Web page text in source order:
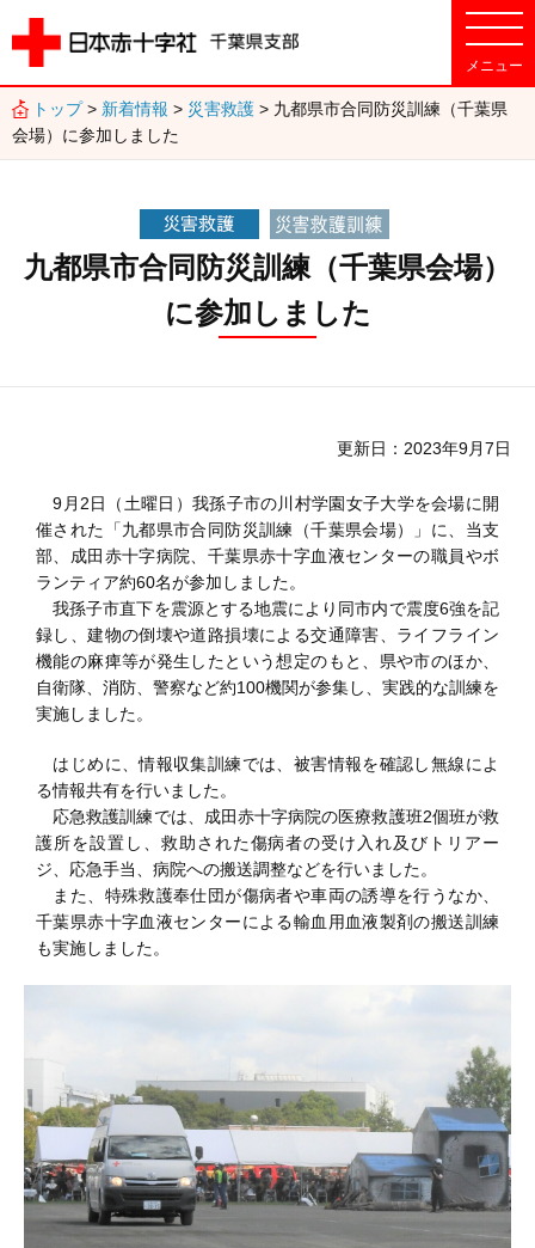
トップ> 新着情報 > 災害救護 > 九都県市合同防災訓練（千葉県
会場）に参加しました
九都県市合同防災訓練（千葉県会場）
に参加しました
更新日 2023年9月7日
9月2日（土曜日）我孫子市の川村学園女子大学を会場に開
催された「九都県市合同防災訓練（千葉県会場）」に、当支
部、成田赤十字病院、千葉県赤十字血液センターの職員やボ
ランティア約60名が参加しました。
我孫子市直下を震源とする地震により同市内で震度6強を記
録し、建物の倒壊や道路損壊による交通障害、ライフライン
機能の麻痺等が発生したという想定のもと、県や市のほか、
自衛隊、消防、警察など約100機関が参集し、実践的な訓練を
実施しました。
はじめに、情報収集訓練では、被害情報を確認し無線によ
る情報共有を行いました。
応急救護訓練では、成田赤十字病院の医療救護班2個班が救
護所を設置し、救助された傷病者の受け入れ及びトリアー
ジ、応急手当、病院への搬送調整などを行いました。
また、特殊救護奉仕団が傷病者や車両の誘導を行うなか、
千葉県赤十字血液センターによる輸血用血液製剤の搬送訓練
も実施しました。